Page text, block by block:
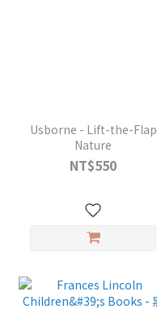
Usborne - Lift-the-Flap
Nature
NT$550